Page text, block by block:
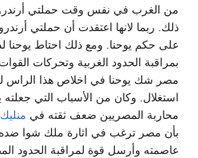
من الغرب في نفس وقت حملتي أرندروب
ذلك. ربما لانها اعتقدت أن حملتي
على حكم يوحنا. ومع ذلك احتاط يوحنا
بمراقبة الحدود الغربية وتحركات
مصر شك يوحنا في اخلاص هذا الراس
استغلال. وكان من الأسباب التي
محاربة المصريين ضعف ثقته في منليك
بأن مصر ترغب في اثارة ملك شوا ضده،
عاصمته وأرسل قوة لمراقبة الحدود